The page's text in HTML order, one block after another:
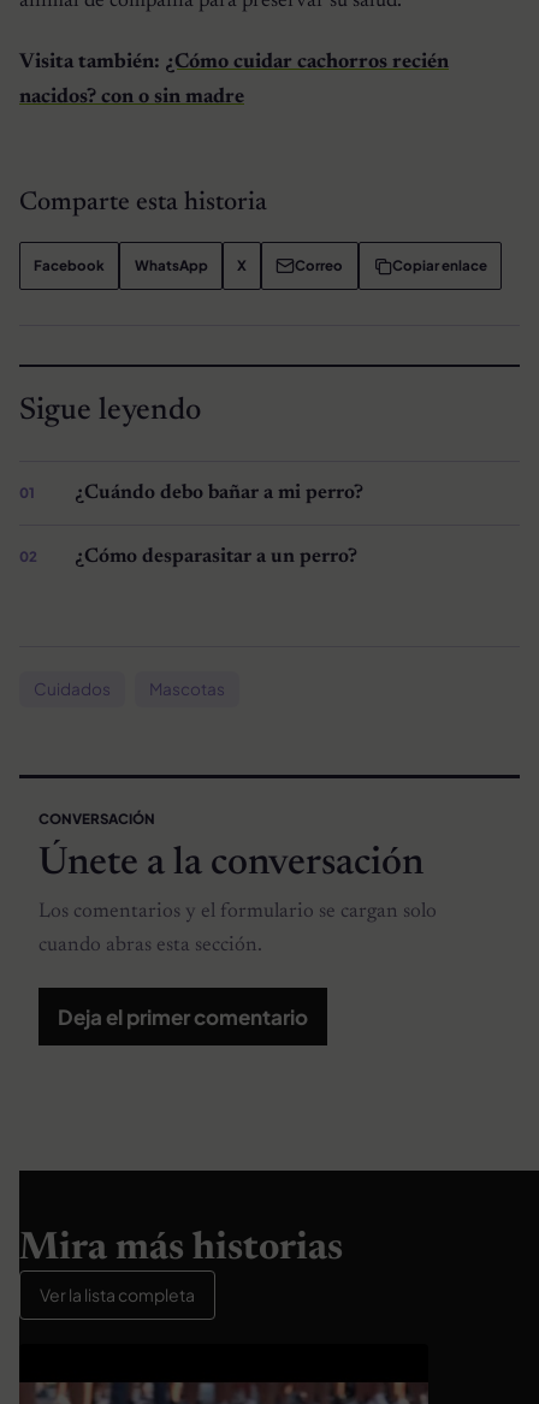
Visita también: ¿Cómo cuidar cachorros recién
nacidos? con o sin madre
Comparte esta historia
Facebook WhatsApp X Correo Copiar enlace
Sigue leyendo
¿Cuándo debo bañar a mi perro?
¿Cómo desparasitar a un perro?
Cuidados Mascotas
CONVERSACIÓN
Únete a la conversación
Los comentarios y el formulario se cargan solo
cuando abras esta sección.
Deja el primer comentario
Mira más historias
Ver la lista completa